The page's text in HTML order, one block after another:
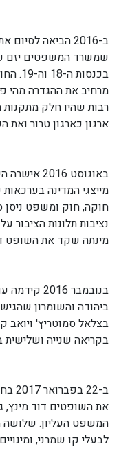
ב-2016 הביאה
מרחיב את ההגדרה מהי
רבות שהיו חלק
ארגון כארגון טרור
באוגוסט
מייצגי המדינה
חוקה, חוק ומשפט ניסן
מינתה שקד את השופט
בנובמבר
ביהודה והשומרון
בקריאה שנייה ושלישית ברוב של 60 תומכים
ב-
את השופטים דוד מינץ,
המשפט העליון. שלושה
לבעלי קו שמרני,